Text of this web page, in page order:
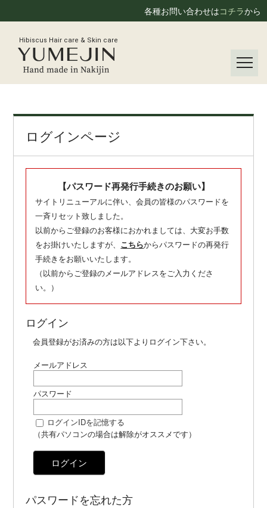
各種お問い合わせはコチラから
Hibiscus Hair care & Skin care
ログインページ
【パスワード再発行手続きのお願い】
サイトリニューアルに伴い、会員の皆様のパスワードを
一斉リセット致しました。
以前からご登録のお客様におかれましては、大変お手数
をお掛けいたしますが、 こちらからパスワードの再発行
手続きをお願いいたします。
（以前からご登録のメールアドレスをご入力くださ
い。）
ログイン
会員登録がお済みの方は以下よりログイン下さい。
メールアドレス
パスワード
ログインIDを記憶する
（共有パソコンの場合は解除がオススメです）
ログイン
パスワードを忘れた方